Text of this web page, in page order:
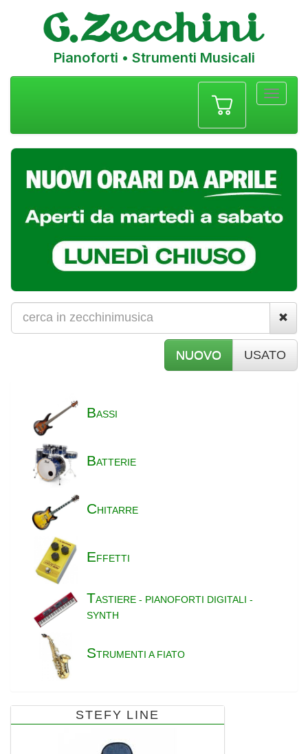
Pianoforti • Strumenti Musicali
NUOVO USATO
BASSI
BATTERIE
CHITARRE
EFFETTI
TASTIERE - PIANOFORTI DIGITALI -
SYNTH
STRUMENTI A FIATO
STEFY LINE